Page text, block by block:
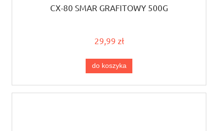
CX-80 SMAR GRAFITOWY 500G
29,99 zł
do koszyka